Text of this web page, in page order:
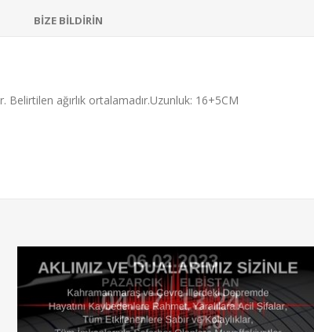
BİZE BİLDİRİN
Belirtilen ağırlık ortalamadır.Uzunluk: 16+5CM